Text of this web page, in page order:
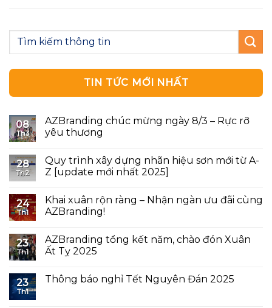
TIN TỨC MỚI NHẤT
08
Th3
AZBranding chúc mừng ngày 8/3 – Rực rỡ
yêu thương
28
Th2
Quy trình xây dựng nhãn hiệu sơn mới từ A-
Z [update mới nhất 2025]
24
Th1
Khai xuân rộn ràng – Nhận ngàn ưu đãi cùng
AZBranding!
23
Th1
AZBranding tổng kết năm, chào đón Xuân
Ất Tỵ 2025
23
Th1
Thông báo nghỉ Tết Nguyên Đán 2025